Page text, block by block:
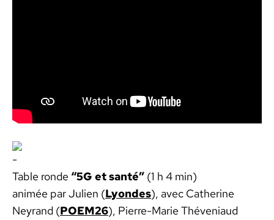
Table ronde “5G et san­té” (1 h 4 min)
ani­mée par Julien (Lyon­des), avec Cather­ine
Neyrand (POEM26), Pierre-Marie Théve­ni­aud